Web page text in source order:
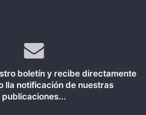
boletín y recibe directamente
lla notificación de nuestras
publicaciones...